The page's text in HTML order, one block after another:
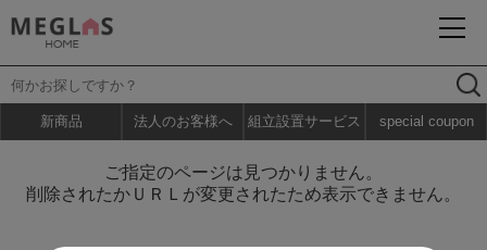
新商品 法人のお客様へ 組立設置サービス special coupon
ご指定のページは見つかりません。
削除されたかＵＲＬが変更されたため表示できません。